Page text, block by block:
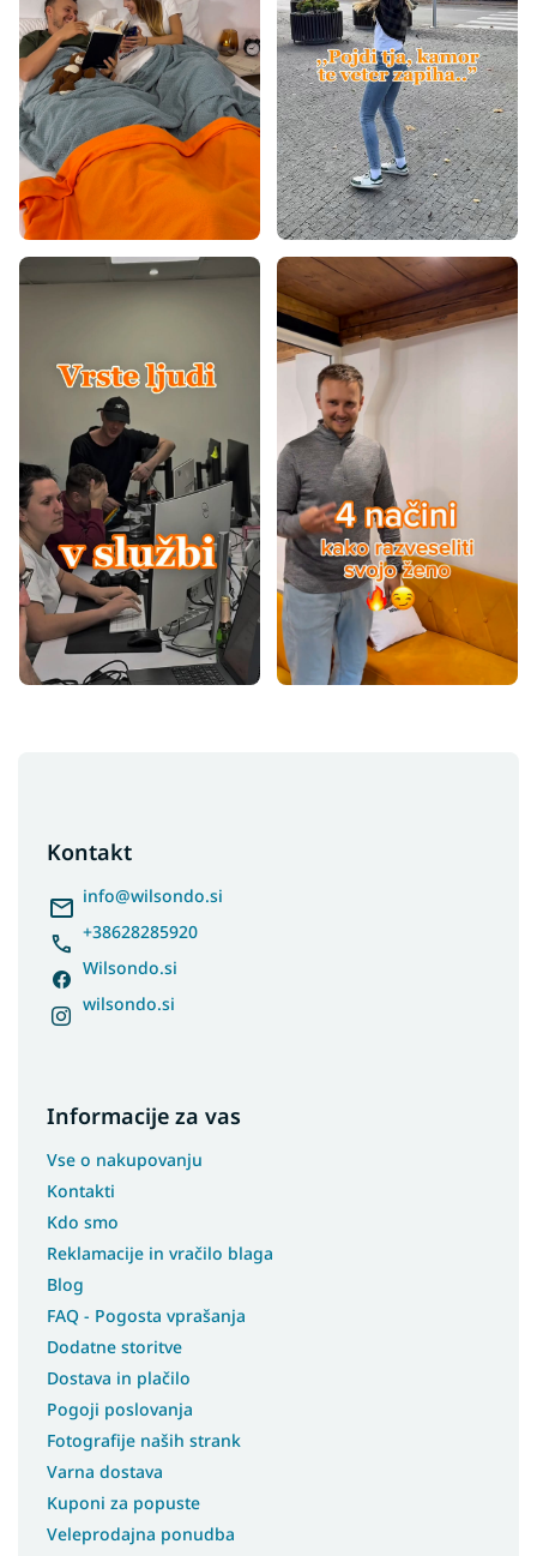
Kontakt
info@wilsondo.si
+38628285920
Wilsondo.si
wilsondo.si
Informacije za vas
Vse o nakupovanju
Kontakti
Kdo smo
Reklamacije in vračilo blaga
Blog
FAQ - Pogosta vprašanja
Dodatne storitve
Dostava in plačilo
Pogoji poslovanja
Fotografije naših strank
Varna dostava
Kuponi za popuste
Veleprodajna ponudba